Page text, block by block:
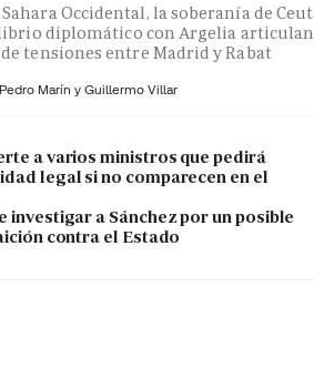
Occidental, la soberanía de
diplomático con Argelia articulan
tensiones entre Madrid y Rabat
Pedro Marín y Guillermo Villar
a varios ministros que pedirá
legal si no comparecen en el
investigar a Sánchez por un posible
contra el Estado